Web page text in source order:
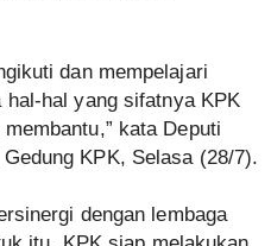
dan mempelajari
hal-hal yang sifatnya KPK
kata Deputi
KPK, Selasa (28/7).
dengan lembaga